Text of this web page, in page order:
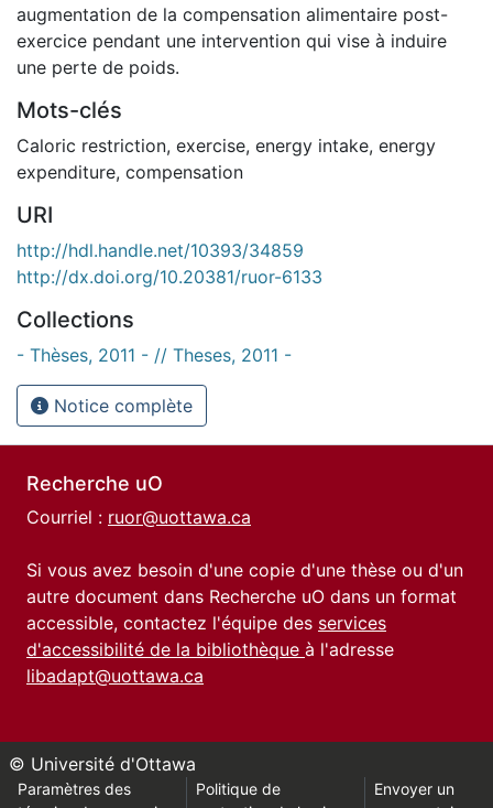
augmentation de la compensation alimentaire post-
exercice pendant une intervention qui vise à induire
une perte de poids.
Mots-clés
Caloric restriction, exercise, energy intake, energy
expenditure, compensation
URI
http://hdl.handle.net/10393/34859
http://dx.doi.org/10.20381/ruor-6133
Collections
- Thèses, 2011 - // Theses, 2011 -
Notice complète
Recherche uO
Courriel : ruor@uottawa.ca
Si vous avez besoin d'une copie d'une thèse ou d'un
autre document dans Recherche uO dans un format
accessible, contactez l'équipe des services
d'accessibilité de la bibliothèque à l'adresse
libadapt@uottawa.ca
© Université d'Ottawa
Paramètres des
Politique de
Envoyer un